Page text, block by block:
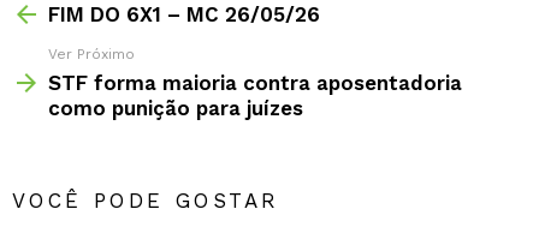
FIM DO 6X1 – MC 26/05/26
Ver Próximo
STF forma maioria contra aposentadoria
como punição para juízes
VOCÊ PODE GOSTAR